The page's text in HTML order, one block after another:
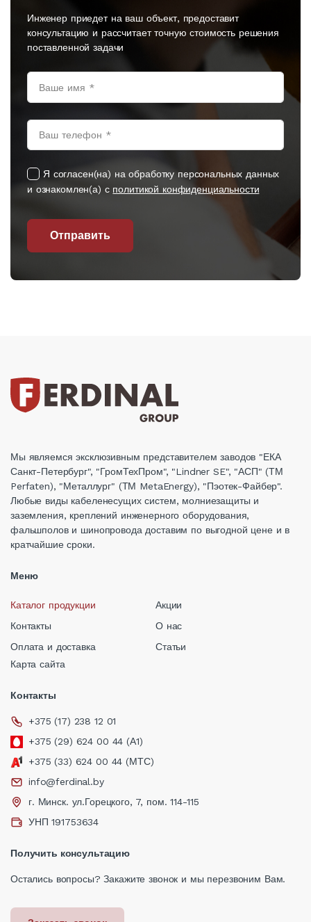
Инженер приедет на ваш объект, предоставит
консультацию и рассчитает точную стоимость решения
поставленной задачи
Я согласен(на) на обработку персональных данных
и ознакомлен(а) с политикой конфиденциальности
Отправить
Мы являемся эксклюзивным представителем заводов "ЕКА
Санкт-Петербург", "ГромТехПром", "Lindner SE", "АСП" (ТМ
Perfaten), "Металлург" (ТМ MetaEnergy), "Пэотек-Файбер".
Любые виды кабеленесущих систем, молниезащиты и
заземления, креплений инженерного оборудования,
фальшполов и шинопровода доставим по выгодной цене и в
кратчайшие сроки.
Меню
Каталог продукции
Акции
Контакты
О нас
Оплата и доставка
Статьи
Карта сайта
Контакты
+375 (17) 238 12 01
+375 (29) 624 00 44 (А1)
+375 (33) 624 00 44 (МТС)
info@ferdinal.by
г. Минск. ул.Горецкого, 7, пом. 114-115
УНП 191753634
Получить консультацию
Остались вопросы? Закажите звонок и мы перезвоним Вам.